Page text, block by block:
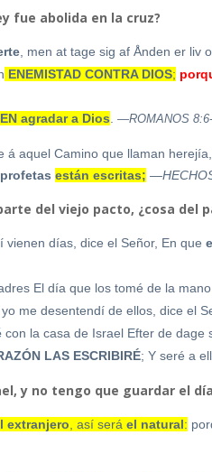
fue abolida en la cruz?
, men at tage sig af Ånden er liv
ENEMISTAD CONTRA DIOS;
agradar a Dios .—ROMANOS
á aquel Camino que llaman
están escritas;
del viejo pacto, ¿cosa del
vienen días, dice el Señor, En que
El día que los tomé de la
yo me desentendí de ellos, dice el
con la casa de Israel Efter de dage
LAS ESCRIBIRÉ;Y seré a
y no tengo que guardar el
extranjero , así seráel natural: